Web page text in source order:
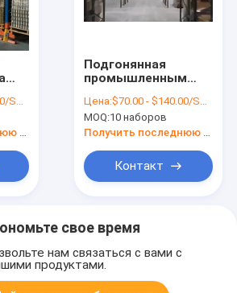
Получить последнюю цену
Подгонянная
промышленным
складом защита от
коррозии класть на
полку паллета
Цена:$70.00 - $140.00/Sets
MOQ:10 наборов
Получить последнюю цену
Контакт
свое время
нам связаться с вами с
продуктами.